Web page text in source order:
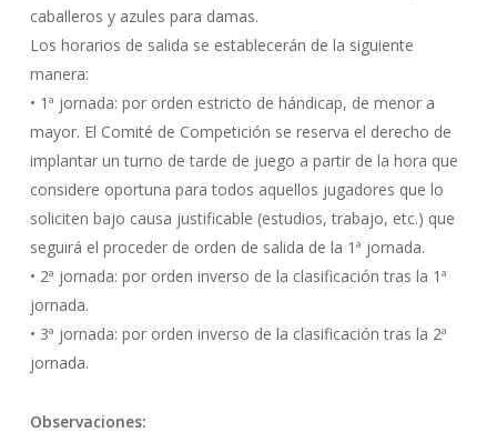
caballeros y azules para damas.
Los horarios de salida se establecerán de la siguiente
manera:
• 1ª jornada: por orden estricto de hándicap, de menor a
mayor. El Comité de Competición se reserva el derecho de
implantar un turno de tarde de juego a partir de la hora que
considere oportuna para todos aquellos jugadores que lo
soliciten bajo causa justificable (estudios, trabajo, etc.) que
seguirá el proceder de orden de salida de la 1ª jornada.
• 2ª jornada: por orden inverso de la clasificación tras la 1ª
jornada.
• 3ª jornada: por orden inverso de la clasificación tras la 2ª
jornada.
Observaciones: